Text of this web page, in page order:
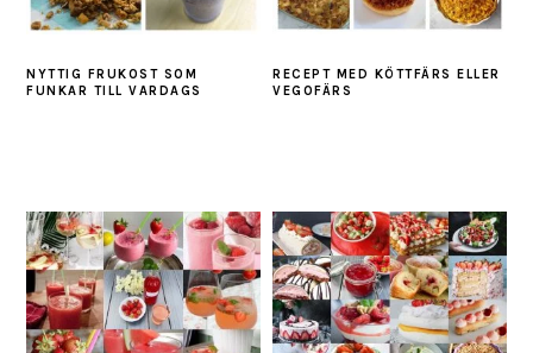
NYTTIG FRUKOST SOM
FUNKAR TILL VARDAGS
RECEPT MED KÖTTFÄRS ELLER
VEGOFÄRS